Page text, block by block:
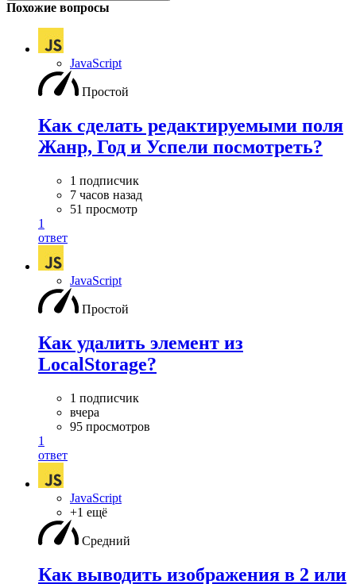
Похожие вопросы
JavaScript
Простой
Как сделать редактируемыми поля
Жанр, Год и Успели посмотреть?
1 подписчик
7 часов назад
51 просмотр
1
ответ
JavaScript
Простой
Как удалить элемент из
LocalStorage?
1 подписчик
вчера
95 просмотров
1
ответ
JavaScript
+1 ещё
Средний
Как выводить изображения в 2 или